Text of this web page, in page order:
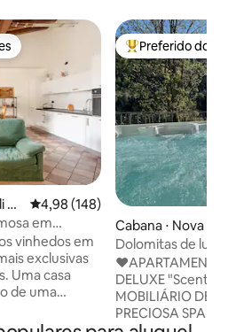
dos hóspedes
4,98 de uma avaliação média de
4,98 (148)
em
vinhedos em
exclusivas
de uma
momento se
Entre os
Preferido dos
Cabana ⋅ Nova
Dolomitas de
e sauna
♥️APARTAMENTO
DELUXE
MOBILIÁRIO DE
PRECIOSA SPA ♥️PARTICULAR –